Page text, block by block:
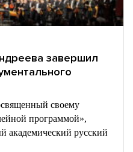
завершил
своему
программой»,
академический русский